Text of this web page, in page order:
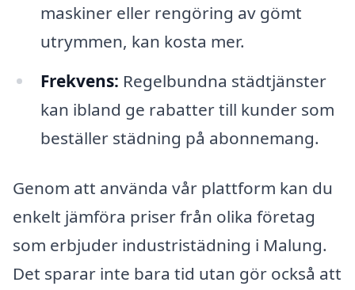
maskiner eller rengöring av gömt
utrymmen, kan kosta mer.
Frekvens: Regelbundna städtjänster
kan ibland ge rabatter till kunder som
beställer städning på abonnemang.
Genom att använda vår plattform kan du
enkelt jämföra priser från olika företag
som erbjuder industristädning i Malung.
Det sparar inte bara tid utan gör också att